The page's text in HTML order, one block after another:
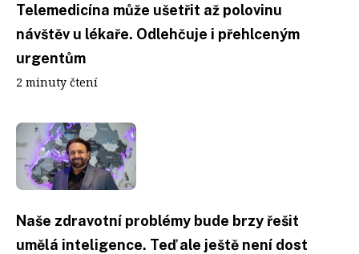
Telemedicína může ušetřit až polovinu
návštěv u lékaře. Odlehčuje i přehlceným
urgentům
2 minuty čtení
Naše zdravotní problémy bude brzy řešit
umělá inteligence. Teď ale ještě není dost